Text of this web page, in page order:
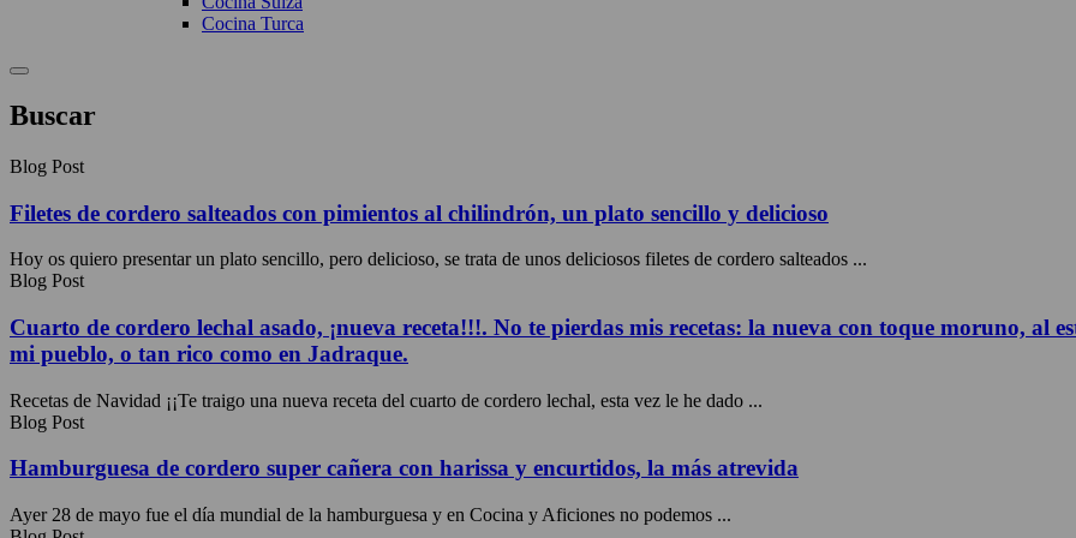
Cocina Turca
Buscar
Blog Post
Filetes de cordero salteados con pimientos al chilindrón, un plato sencillo y delicioso
Hoy os quiero presentar un plato sencillo, pero delicioso, se trata de unos deliciosos filetes de cordero salteados ...
Blog Post
Cuarto de cordero lechal asado, ¡nueva receta!!!. No te pierdas mis recetas: la nueva con toque moruno, al
mi pueblo, o tan rico como en Jadraque.
Recetas de Navidad ¡¡Te traigo una nueva receta del cuarto de cordero lechal, esta vez le he dado ...
Blog Post
Hamburguesa de cordero super cañera con harissa y encurtidos, la más atrevida
Ayer 28 de mayo fue el día mundial de la hamburguesa y en Cocina y Aficiones no podemos ...